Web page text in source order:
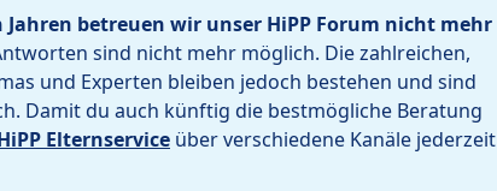
betreuen wir unser HiPP Forum nicht mehr
sind nicht mehr möglich. Die zahlreichen,
und Experten bleiben jedoch bestehen und sind
Damit du auch künftig die bestmögliche Beratung
Elternservice über verschiedene Kanäle jederzeit